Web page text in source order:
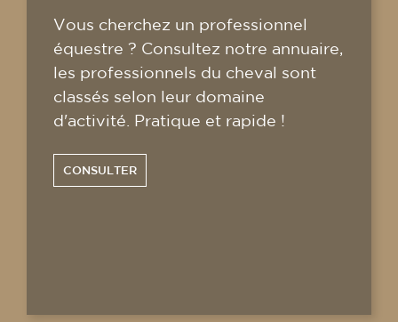
Vous cherchez un professionnel
équestre ? Consultez notre annuaire,
les professionnels du cheval sont
classés selon leur domaine
d'activité. Pratique et rapide !
CONSULTER